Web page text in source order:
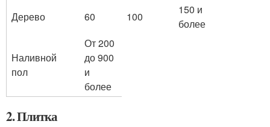
Дерево
60 100
150 и
более
Наливной
пол
От 200
до 900
и
более
2. Плитка